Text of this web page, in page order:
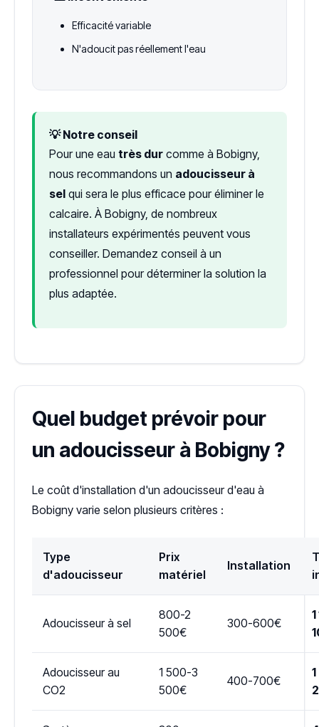
Efficacité variable
N'adoucit pas réellement l'eau
💡 Notre conseil
Pour une eau très dur comme à Bobigny,
nous recommandons un adoucisseur à
sel qui sera le plus efficace pour éliminer le
calcaire. À Bobigny, de nombreux
installateurs expérimentés peuvent vous
conseiller. Demandez conseil à un
professionnel pour déterminer la solution la
plus adaptée.
Quel budget prévoir pour
un adoucisseur à Bobigny ?
Le coût d'installation d'un adoucisseur d'eau à
Bobigny varie selon plusieurs critères :
Type
d'adoucisseur
Prix
matériel
Installation
Adoucisseur à sel
800-2
500€
300-600€
Adoucisseur au
CO2
1 500-3
500€
400-700€